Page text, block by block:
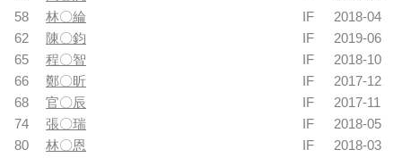
58
林〇綸 IF
2018-04
62
陳〇鈞 IF
2019-06
65
程〇智 IF
2018-10
66
鄭〇昕 IF
2017-12
68
官〇辰 IF
2017-11
74
張〇瑞 IF
2018-05
80
林〇恩 IF
2018-03